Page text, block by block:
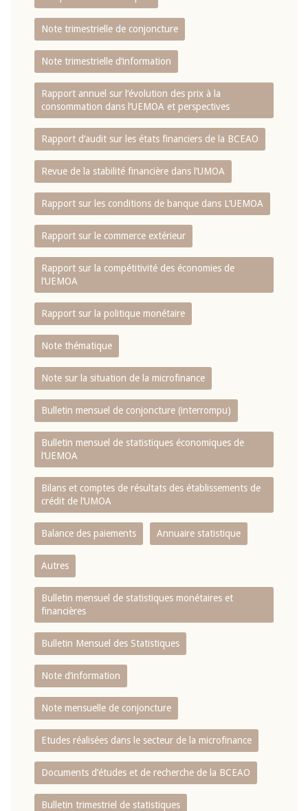
Note trimestrielle de conjoncture
Note trimestrielle d‘information
Rapport annuel sur l‘évolution des prix à la
consommation dans l‘UEMOA et perspectives
Rapport d‘audit sur les états financiers de la BCEAO
Revue de la stabilité financière dans l‘UMOA
Rapport sur les conditions de banque dans L‘UEMOA
Rapport sur le commerce extérieur
Rapport sur la compétitivité des économies de
l‘UEMOA
Rapport sur la politique monétaire
Note thématique
Note sur la situation de la microfinance
Bulletin mensuel de conjoncture (interrompu)
Bulletin mensuel de statistiques économiques de
l‘UEMOA
Bilans et comptes de résultats des établissements de
crédit de l‘UMOA
Balance des paiements Annuaire statistique
Autres
Bulletin mensuel de statistiques monétaires et
financières
Bulletin Mensuel des Statistiques
Note d’information
Note mensuelle de conjoncture
Etudes réalisées dans le secteur de la microfinance
Documents d’études et de recherche de la BCEAO
Bulletin trimestriel de statistiques